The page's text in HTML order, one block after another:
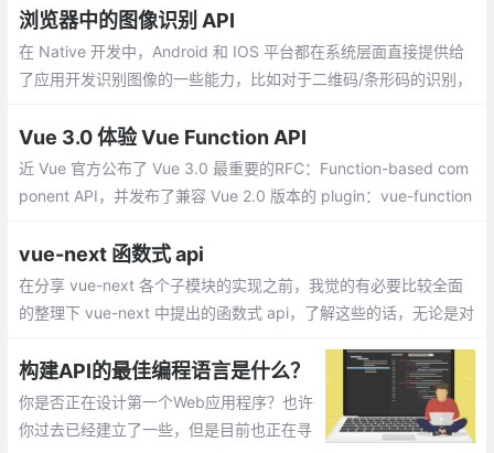
浏览器中的图像识别 API
在 Native 开发中，Android 和 IOS 平台都在系统层面直接提供给
了应用开发识别图像的一些能力，比如对于二维码/条形码的识别，
re API 。
Vue 3.0 体验 Vue Function API
近 Vue 官方公布了 Vue 3.0 最重要的RFC：Function-based com
ponent API，并发布了兼容 Vue 2.0 版本的 plugin：vue-function
nt API
vue-next 函数式 api
在分享 vue-next 各个子模块的实现之前，我觉的有必要比较全面
的整理下 vue-next 中提出的函数式 api，了解这些的话，无论是对
定的辅助作用
构建API的最佳编程语言是什么？
你是否正在设计第一个Web应用程序？也许
你过去已经建立了一些，但是目前也正在寻